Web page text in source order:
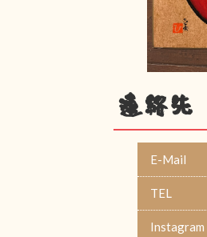
連絡先
E-Mail
TEL
Instagram